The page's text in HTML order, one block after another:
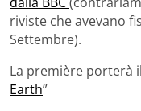
riviste che avevano
Settembre).
La première porterà
Earth”